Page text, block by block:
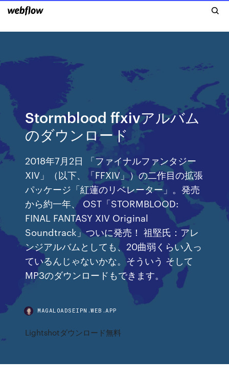
Stormblood ffxivアルバム
のダウンロード
2018年7月2日 「ファイナルファンタジー
XIV」（以下、「FFXIV」）の二作目の拡張
パッケージ「紅蓮のリベレーター」。発売
から約一年、 OST「STORMBLOOD:
FINAL FANTASY XIV Original
Soundtrack」ついに発売！ 祖堅氏：アレ
ンジアルバムとしても、20曲弱くらい入っ
ているんじゃないかな。そういう そして
MP3のダウンロードもできます。
MAGALOADSEIPN.WEB.APP
Lightshotダウンロード無料